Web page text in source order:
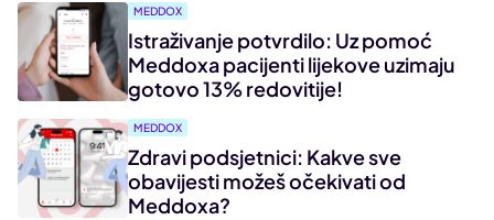
MEDDOX
Istraživanje potvrdilo: Uz pomoć
Meddoxa pacijenti lijekove uzimaju
gotovo 13% redovitije!
MEDDOX
Zdravi podsjetnici: Kakve sve
obavijesti možeš očekivati od
Meddoxa?